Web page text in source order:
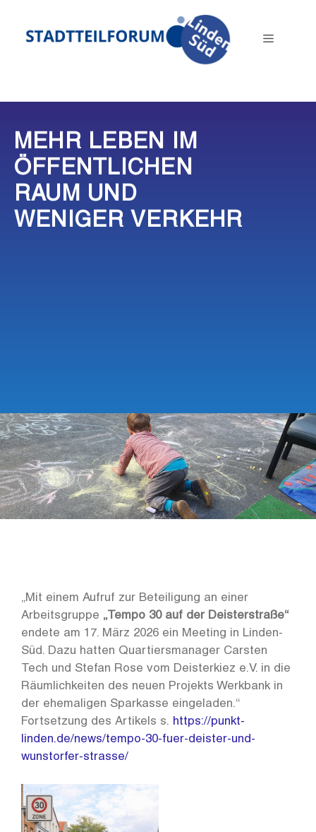
springen
Menü
MEHR LEBEN IM
ÖFFENTLICHEN
RAUM UND
WENIGER VERKEHR
„Mit einem Aufruf zur Beteiligung an einer
Arbeitsgruppe „Tempo 30 auf der Deisterstraße“
endete am 17. März 2026 ein Meeting in Linden-
Süd. Dazu hatten Quartiersmanager Carsten
Tech und Stefan Rose vom Deisterkiez e.V. in die
Räumlichkeiten des neuen Projekts Werkbank in
der ehemaligen Sparkasse eingeladen.“
Fortsetzung des Artikels s. https://punkt-
linden.de/news/tempo-30-fuer-deister-und-
wunstorfer-strasse/